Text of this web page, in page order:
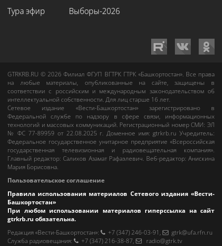
Тура эфир Выборы-2026
GTRKRB.RU © 2026Филиал ФГУП ВГТРК ГТРК «Башкортостан». Все права
на любые материалы, опубликованные на сайте, защищены в
соответствии с российским и международным законодательством об
интеллектуальной собственности. Для лиц старше 16 лет.
Сетевое издание «Вести-Башкортостан»зарегистрировано в
Федеральной службе по надзору в сфере связи, информационных
технологий и массовых коммуникаций. Регистрационный номер СМИ: ЭЛ
№ ФС 77-89959 от 22.08.2025 г. Доменное имя:gtrkrb.ru Учредитель:
Федеральное государственное унитарное предприятие «Всероссийская
государственная телевизионная и радиовещательная компания».
Главный редактор:Салихов Азамат Рафаэлевич. Веб-редактор:Анискина
Мария Борисовна.
Пользовательское соглашение
Правила использования материалов Сетевого издания «Вести-
Башкортостан»
При любом использовании материалов гиперссылка на сайт
gtrkrb.ru обязательна.
Редакция «Вести-Башкортостан»: +7 (347) 246-03-91 ,
gtrk@ufa.rfn.ru
Cлужба радиовещания: +7 (347) 216-38-87,
radio@gtrk.tv